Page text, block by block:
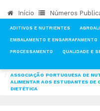
Início Números
ADITIVOS E NUTRIENTES
EMBALAMENTO E ENGARRAFAMENTO
PROCESSAMENTO QUALIDADE E
ASSOCIAÇÃO PORTUGUESA DE
ALIMENTAR AOS ESTUDANTES DE
DIETÉTICA